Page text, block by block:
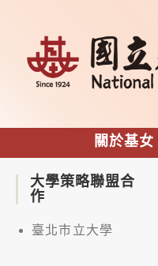
關於基女
大學策略聯盟合
作
臺北市立大學